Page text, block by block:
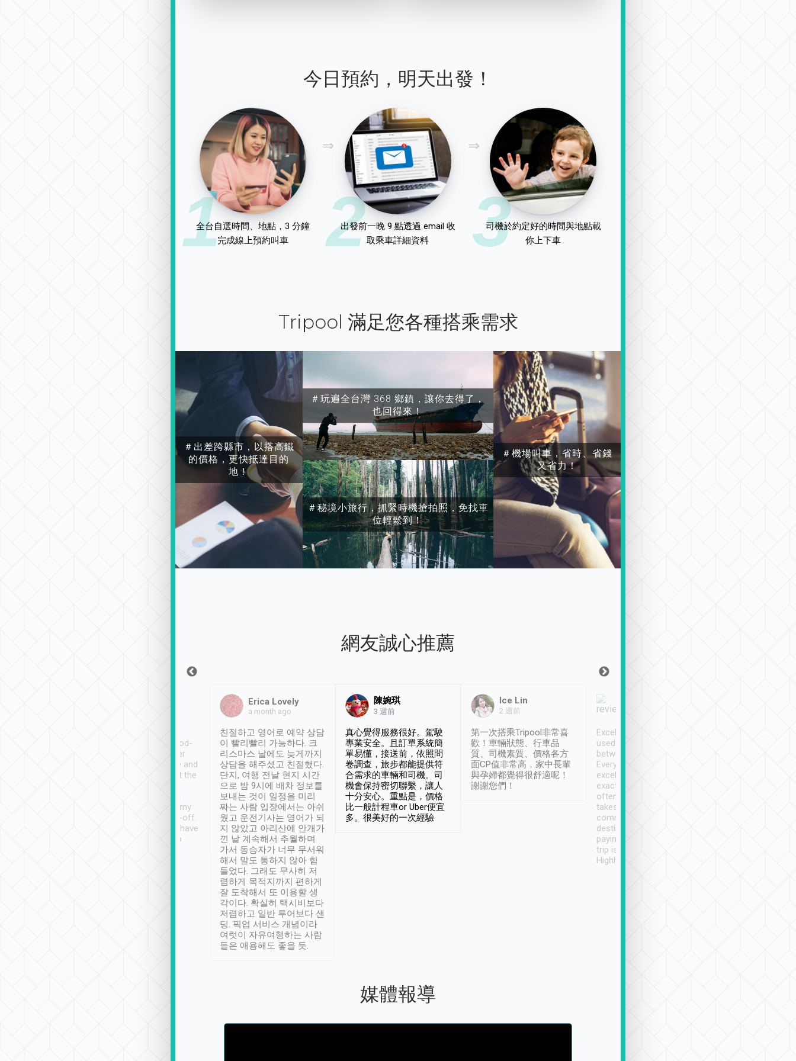
今日預約，明天出發！
1
全台自選時間、地點，3 分鐘
完成線上預約叫車
2
出發前一晚 9 點透過 email 收
取乘車詳細資料
3
司機於約定好的時間與地點載
你上下車
Tripool 滿足您各種搭乘需求
＃出差跨縣市，以搭高鐵
的價格，更快抵達目的
地！
＃玩遍全台灣 368 鄉鎮，讓你去得了，
也回得來！
＃秘境小旅行，抓緊時機搶拍照，免找車
位輕鬆到！
＃機場叫車，省時、省錢
又省力！
網友誠心推薦
service, vehicles in good-
condition and the driver
service was awesome and
thoughtful. Driver went the
have safely arrived at my
destination after drop-off.
Definitely something I have
not seen elsewhere 👍
Erica Lovely
a month ago
친절하고 영어로 예약 상담
이 빨리빨리 가능하다. 크
리스마스 날에도 늦게까지
상담을 해주셨고 친절했다.
단지, 여행 전날 현지 시간
으로 밤 9시에 배차 정보를
보내는 것이 일정을 미리
짜는 사람 입장에서는 아쉬
웠고 운전기사는 영어가 되
지 않았고 아리산에 안개가
낀 날 계속해서 추월하며
가서 동승자가 너무 무서워
해서 말도 통하지 않아 힘
들었다. 그래도 무사히 저
렴하게 목적지까지 편하게
잘 도착해서 또 이용할 생
각이다. 확실히 택시비보다
저렴하고 일반 투어보다 샌
딩. 픽업 서비스 개념이라
여럿이 자유여행하는 사람
들은 애용해도 좋을 듯.
陳婉琪
3 週前
真心覺得服務很好。駕駛
專業安全。且訂單系統簡
單易懂，接送前，依照問
卷調查，旅步都能提供符
合需求的車輛和司機。司
機會保持密切聯繫，讓人
十分安心。重點是，價格
比一般計程車or Uber便宜
多。很美好的一次經驗
Ice Lin
2 週前
第一次搭乘Tripool非常喜
歡！車輛狀態、行車品
質、司機素質、價格各方
面CP值非常高，家中長輩
與孕婦都覺得很舒適呢！
謝謝您們！
Excellent service. We have
used Tripool to travel
between cities in Taiwan.
Every driver has been
excellent and arrives
exactly on time. As there is
often limited English it
takes the difficulty out of
communicating the
destination details and
paying online prior to the
trip is very convenient.
Highly recommended
媒體報導